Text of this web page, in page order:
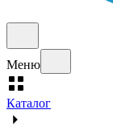
Меню
Каталог